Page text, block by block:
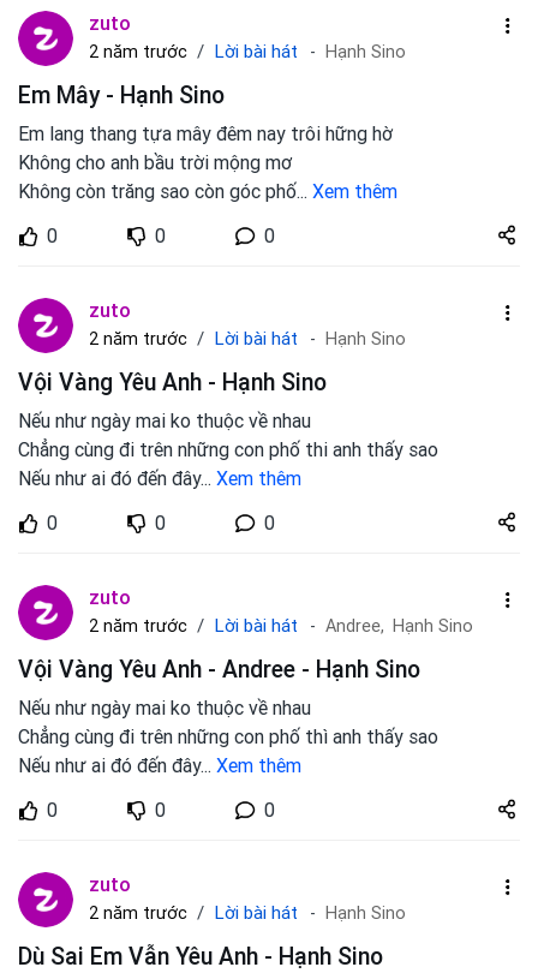
zuto
2 năm trước Lời bài hát Hạnh Sino
Em Mây - Hạnh Sino
Em lang thang tựa mây đêm nay trôi hững hờ
Không cho anh bầu trời mộng mơ
Không còn trăng sao còn góc phố... Xem thêm
0
0 0
Share
zuto.vn
zuto
2 năm trước Lời bài hát Hạnh Sino
Vội Vàng Yêu Anh - Hạnh Sino
Nếu như ngày mai ko thuộc về nhau
Chẳng cùng đi trên những con phố thi anh thấy sao
Nếu như ai đó đến đây... Xem thêm
0
0 0
Share
zuto.vn
zuto
2 năm trước Lời bài hát Andree, Hạnh Sino
Vội Vàng Yêu Anh - Andree - Hạnh Sino
Nếu như ngày mai ko thuộc về nhau
Chẳng cùng đi trên những con phố thì anh thấy sao
Nếu như ai đó đến đây... Xem thêm
0
0 0
Share
zuto.vn
zuto
2 năm trước Lời bài hát Hạnh Sino
Dù Sai Em Vẫn Yêu Anh - Hạnh Sino